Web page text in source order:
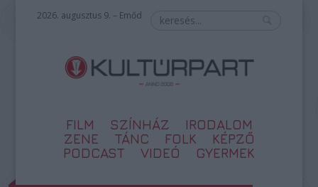
2026. augusztus 9. – Emőd
FILM SZÍNHÁZ
IRODALOM
ZENE
TÁNC FOLK
KÉPZŐ
PODCAST
VIDEÓ GYERMEK